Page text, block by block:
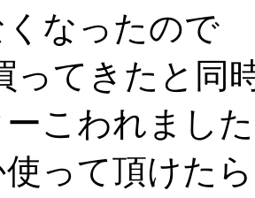
なったので
ってきたと同
こわれまし
って頂けたら